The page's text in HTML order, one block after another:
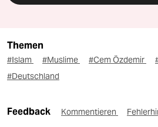
Themen
#Islam #Muslime #Cem Özdemir
#Deutschland
Feedback Kommentieren